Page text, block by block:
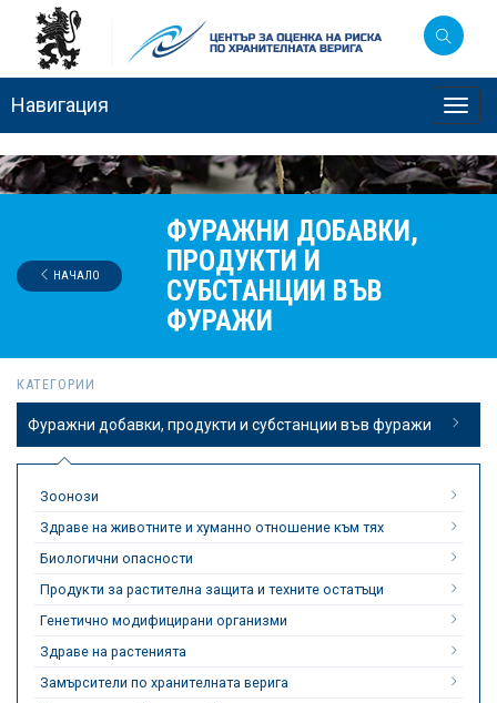
Навигация
ФУРАЖНИ ДОБАВКИ,
ПРОДУКТИ И
СУБСТАНЦИИ ВЪВ
ФУРАЖИ
НАЧАЛО
КАТЕГОРИИ
Фуражни добавки, продукти и субстанции във фуражи
Зоонози
Здраве на животните и хуманно отношение към тях
Биологични опасности
Продукти за растителна защита и техните остатъци
Генетично модифицирани организми
Здраве на растенията
Замърсители по хранителната верига